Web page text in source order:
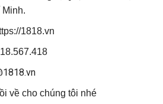
Minh.
1818.vn
về cho chúng tôi nhé